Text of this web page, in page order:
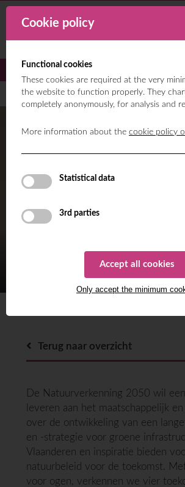
Cookie policy
Functional cookies
These cookies are required at the very
the website to function properly. They
completely anonymously, for analysis and
More information about the cookie policy
Statistical data
3rd parties
Accept all cookies
Only accept the minimum
KIJKRICHTINGEN
GEBRUIKEN?
Terug naar overzicht
De Natuurverkenning 2050 wil
leveren aan het maatschappelijk
over de ontwikkeling van een
en -strategie voor groene
Vlaanderen en inspiratie bieden
natuurbeleid voor de toekomst.
voor ogen, verkennen we vier